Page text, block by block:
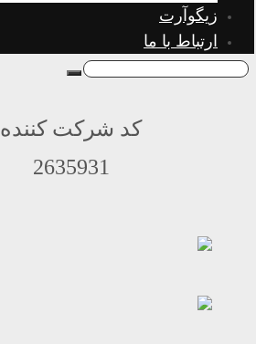
زیگوآرت
ارتباط با ما
کد شرکت کننده
2635931